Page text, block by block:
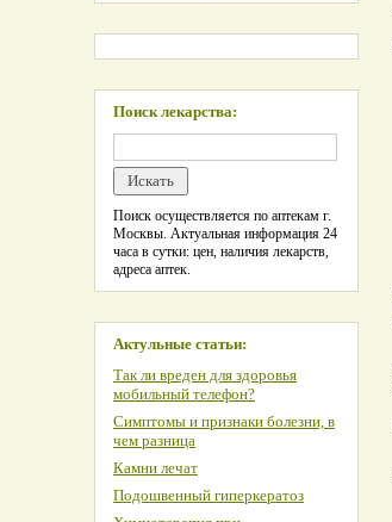
Поиск лекарства:
Поиск осуществляется по аптекам г.
Москвы. Актуальная информация 24
часа в сутки: цен, наличия лекарств,
адреса аптек.
Актульные статьи:
Так ли вреден для здоровья
мобильный телефон?
Симптомы и признаки болезни, в
чем разница
Камни лечат
Подошвенный гиперкератоз